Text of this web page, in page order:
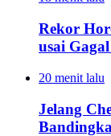
Rekor
usai
20 menit lalu
Jelang